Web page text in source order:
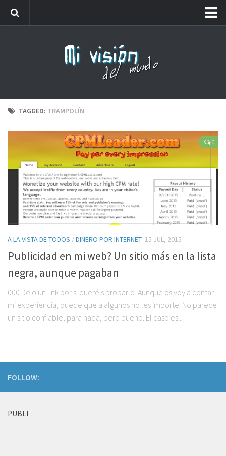
Lista de números de teléfono que no debes coger
TAGGED: TRAMPOLÍN
0
A LA VISTA DE TODOS /DINERO POR INTERNET 15 JUL, 2015
Publicidad en mi web? Un sitio más en la lista
negra, aunque pagaban
000 Dejo un link por si queréis probarlo. Aunque os voy a contar
mi experiencia, puede que a algunos no les importe. No parece
un sitio confiable, para nada, pero bueno. El caso es...
FOLLOW:
PUBLI